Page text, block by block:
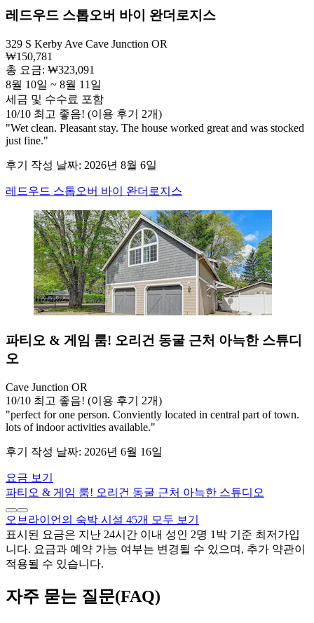
레드우드 스톱오버 바이 완더로지스
329 S Kerby Ave Cave Junction OR
₩150,781
총 요금: ₩323,091
8월 10일 ~ 8월 11일
세금 및 수수료 포함
10/10 최고 좋음! (이용 후기 2개)
"Wet clean. Pleasant stay. The house worked great and was stocked
just fine."
후기 작성 날짜: 2026년 8월 6일
레드우드 스톱오버 바이 완더로지스
파티오 & 게임 룸! 오리건 동굴 근처 아늑한 스튜디
오
Cave Junction OR
10/10 최고 좋음! (이용 후기 2개)
"perfect for one person. Conviently located in central part of town.
lots of indoor activities available."
후기 작성 날짜: 2026년 6월 16일
요금 보기
파티오 & 게임 룸! 오리건 동굴 근처 아늑한 스튜디오
오브라이언의 숙박 시설 45개 모두 보기
표시된 요금은 지난 24시간 이내 성인 2명 1박 기준 최저가입
니다. 요금과 예약 가능 여부는 변경될 수 있으며, 추가 약관이
적용될 수 있습니다.
자주 묻는 질문(FAQ)